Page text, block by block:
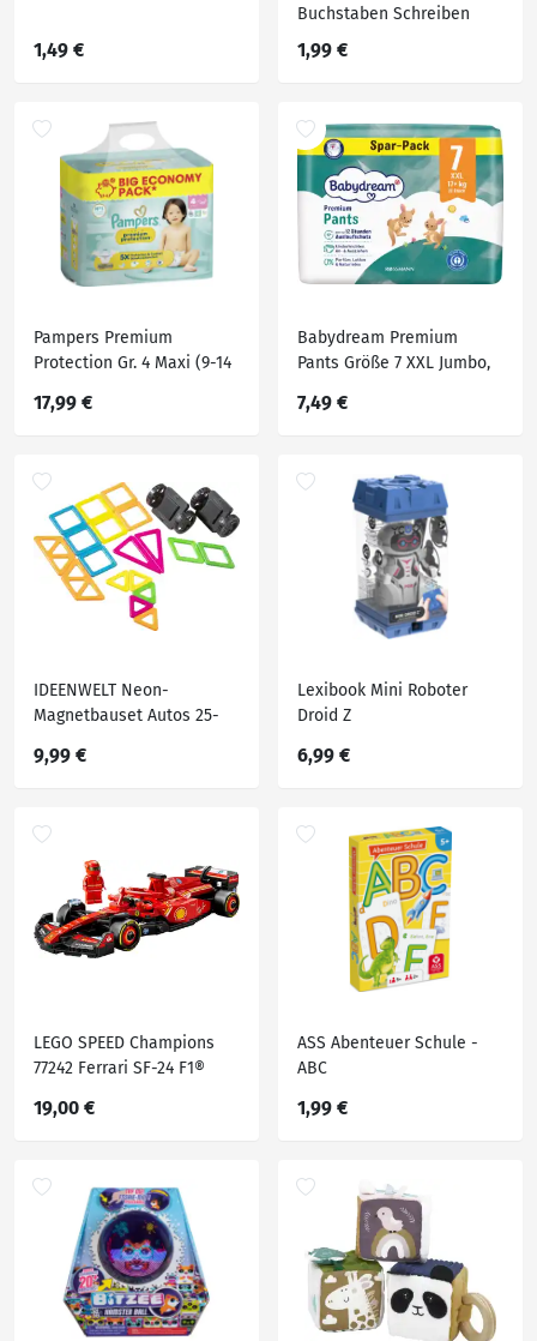
1,49 €
Buchstaben Schreiben
1,99 €
Pampers Premium
Protection Gr. 4 Maxi (9-14
17,99 €
Babydream Premium
Pants Größe 7 XXL Jumbo,
7,49 €
IDEENWELT Neon-
Magnetbauset Autos 25-
9,99 €
Lexibook Mini Roboter
Droid Z
6,99 €
LEGO SPEED Champions
77242 Ferrari SF-24 F1®
19,00 €
ASS Abenteuer Schule -
ABC
1,99 €